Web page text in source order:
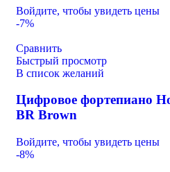
Войдите, чтобы увидеть цены
-7%
Сравнить
Быстрый просмотр
В список желаний
Цифровое фортепиано
BR Brown
Войдите, чтобы увидеть цены
-8%